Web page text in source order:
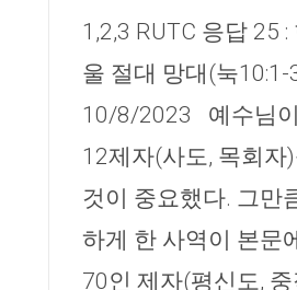
1,2,3 RUTC 응답 25 :
울 절대 망대(눅10:1-
10/8/2023 예수님
12제자(사도, 목회자
것이 중요했다. 그만
하게 한 사역이 본문
70인 제자(평신도,